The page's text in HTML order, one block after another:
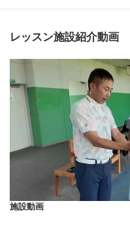
同じ目的を持つ仲間とレベ
少人数制のグループレッス
会社などでは知り合うこ
いただけます。 スクール
開催しておりますので、
ルフをお楽しみいただけま
実際のコースでより実践的
定期的に実施しているラ
成果を確認するだけでなく
に効率的にレベルアップ
レッスン施設紹介動画
施設動画